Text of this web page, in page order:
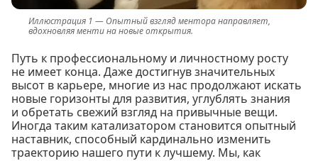
Опытный взгляд ментора направляет,
вдохновляя менти на новые открытия.
Путь к профессиональному и личностному росту
не имеет конца. Даже достигнув значительных
высот в карьере, многие из нас продолжают искать
новые горизонты для развития, углублять знания
и обретать свежий взгляд на привычные вещи.
Иногда таким катализатором становится опытный
наставник, способный кардинально изменить
траекторию нашего пути к лучшему. Мы, как